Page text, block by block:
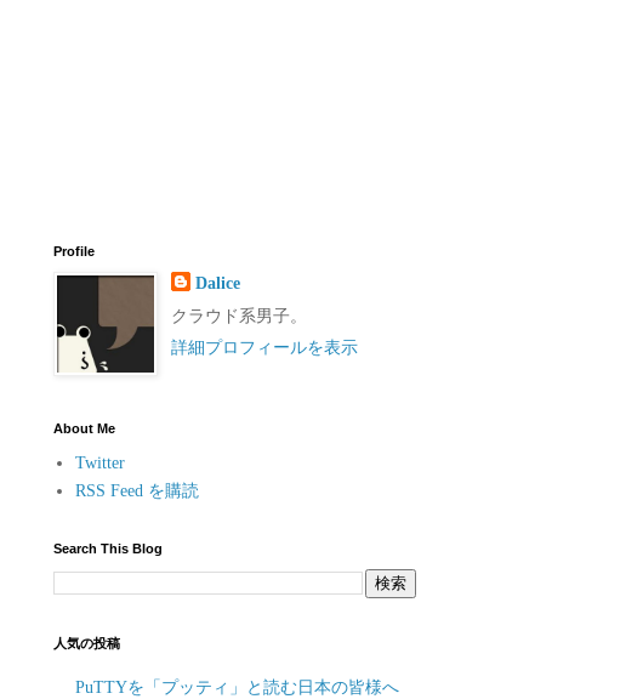
Profile
Dalice
クラウド系男子。
詳細プロフィールを表示
About Me
Twitter
RSS Feed を購読
Search This Blog
人気の投稿
PuTTYを「プッティ」と読む日本の皆様へ